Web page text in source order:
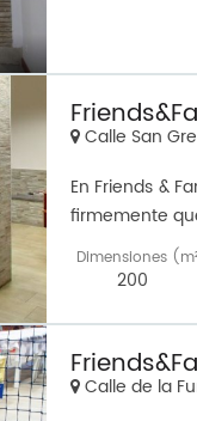
Calle San
En Friends &
firmemente
Dimensiones
200
Calle de la